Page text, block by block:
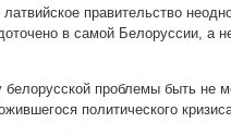
правительство
в самой Белоруссии, а
проблемы быть не
политического